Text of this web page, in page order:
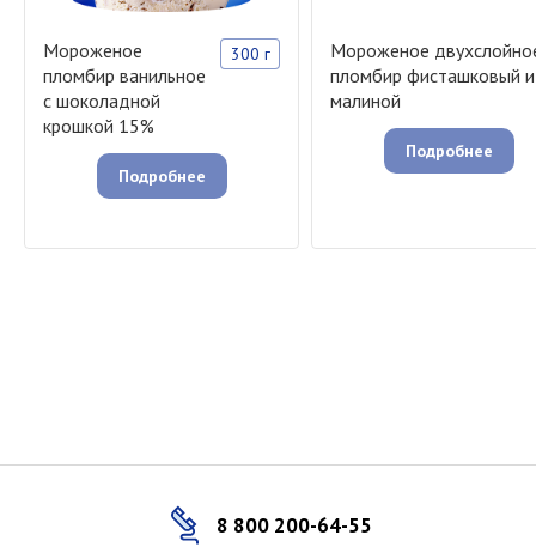
Мороженое
пломбир ванильное
с шоколадной
крошкой 15%
300 г
Подробнее
Мороженое
пломбир фисташковый
малиной
Подробнее
8 800 200-64-55